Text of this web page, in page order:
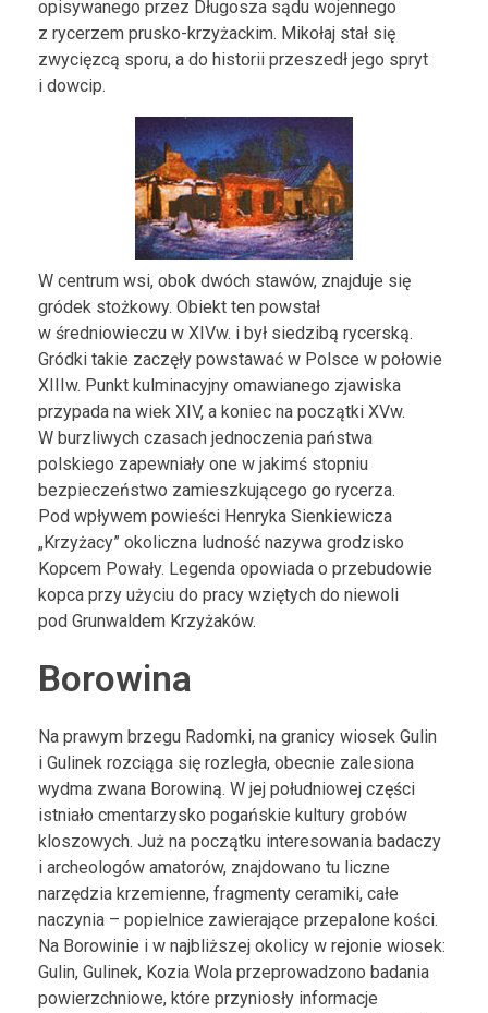
opisywanego przez Długosza sądu wojennego
z rycerzem prusko-krzyżackim. Mikołaj stał się
zwycięzcą sporu, a do historii przeszedł jego spryt
i dowcip.
W centrum wsi, obok dwóch stawów, znajduje się
gródek stożkowy. Obiekt ten powstał
w średniowieczu w XIVw. i był siedzibą rycerską.
Gródki takie zaczęły powstawać w Polsce w połowie
XIIIw. Punkt kulminacyjny omawianego zjawiska
przypada na wiek XIV, a koniec na początki XVw.
W burzliwych czasach jednoczenia państwa
polskiego zapewniały one w jakimś stopniu
bezpieczeństwo zamieszkującego go rycerza.
Pod wpływem powieści Henryka Sienkiewicza
„Krzyżacy” okoliczna ludność nazywa grodzisko
Kopcem Powały. Legenda opowiada o przebudowie
kopca przy użyciu do pracy wziętych do niewoli
pod Grunwaldem Krzyżaków.
Borowina
Na prawym brzegu Radomki, na granicy wiosek Gulin
i Gulinek rozciąga się rozległa, obecnie zalesiona
wydma zwana Borowiną. W jej południowej części
istniało cmentarzysko pogańskie kultury grobów
kloszowych. Już na początku interesowania badaczy
i archeologów amatorów, znajdowano tu liczne
narzędzia krzemienne, fragmenty ceramiki, całe
naczynia – popielnice zawierające przepalone kości.
Na Borowinie i w najbliższej okolicy w rejonie wiosek:
Gulin, Gulinek, Kozia Wola przeprowadzono badania
powierzchniowe, które przyniosły informacje